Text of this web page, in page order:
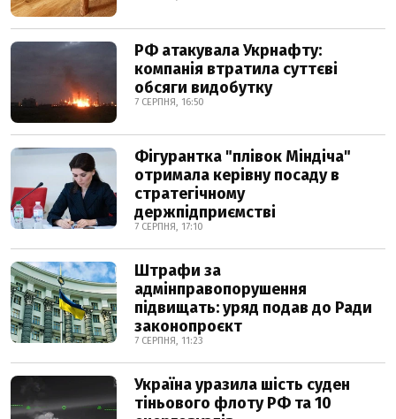
РФ атакувала Укрнафту:
компанія втратила суттєві
обсяги видобутку
7 СЕРПНЯ, 16:50
Фігурантка "плівок Міндіча"
отримала керівну посаду в
стратегічному
держпідприємстві
7 СЕРПНЯ, 17:10
Штрафи за
адмінправопорушення
підвищать: уряд подав до Ради
законопроєкт
7 СЕРПНЯ, 11:23
Україна уразила шість суден
тіньового флоту РФ та 10